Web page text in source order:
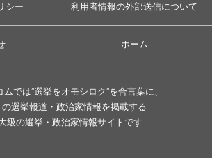
シー 利用者情報の外部送信について
ホーム
では”選挙をオモシロク”を合言葉に、
の選挙報道・政治家情報を掲載する
級の選挙・政治家情報サイトです